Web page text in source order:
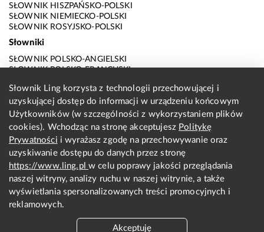
SŁOWNIK HISZPAŃSKO-POLSKI
SŁOWNIK NIEMIECKO-POLSKI
SŁOWNIK ROSYJSKO-POLSKI
Słowniki
SŁOWNIK POLSKO-ANGIELSKI
SŁOWNIK POLSKO-FRANCUSKI
SŁOWNIK POLSKO-HISZPAŃSKI
SŁOWNIK POLSKO-NIEMIECKI
SŁOWNIK POLSKO-ROSYJSKI
SŁOWNIK ANGIELSKO-POLSKI
SŁOWNIK FRANCUSKO-POLSKI
SŁOWNIK WŁOSKO-POLSKI
SŁOWNIK HISZPAŃSKO-POLSKI
SŁOWNIK NIEMIECKO-POLSKI
SŁOWNIK ROSYJSKO-POLSKI
O nas
KONTAKT Z REDAKCJĄ
Słownik Ling korzysta z technologii przechowującej i
uzyskującej dostęp do informacji w urządzeniu końcowym
Użytkowników (w szczególności z wykorzystaniem plików
cookies). Wchodząc na stronę akceptujesz Politykę
Prywatności i wyrażasz zgodę na przechowywanie oraz
uzyskiwanie dostępu do danych przez stronę
https://www.ling.plw celu poprawy jakości przeglądania
naszej witryny, analizy ruchu w naszej witrynie, a także
wyświetlania spersonalizowanych treści promocyjnych i
reklamowych.
Akceptuję